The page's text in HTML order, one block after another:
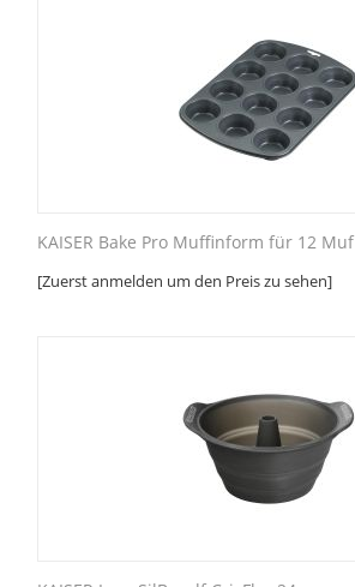
KAISER Bake Pro Muffinform für 12 Muf
[Zuerst anmelden um den Preis zu sehen]